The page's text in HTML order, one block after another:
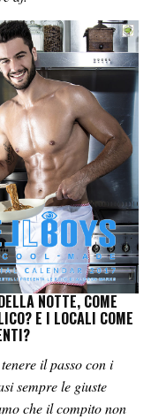
NOTTE, COME
E I LOCALI COME
il passo con i
sempre le giuste
che il compito non